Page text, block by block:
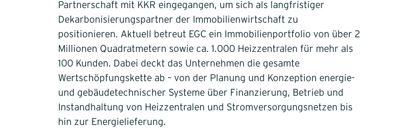
Partnerschaft mit KKR eingegangen, um sich als langfristiger
Dekarbonisierungspartner der Immobilienwirtschaft zu
positionieren. Aktuell betreut EGC ein Immobilienportfolio von über 2
Millionen Quadratmetern sowie ca. 1.000 Heizzentralen für mehr als
100 Kunden. Dabei deckt das Unternehmen die gesamte
Wertschöpfungskette ab – von der Planung und Konzeption energie-
und gebäudetechnischer Systeme über Finanzierung, Betrieb und
Instandhaltung von Heizzentralen und Stromversorgungsnetzen bis
hin zur Energielieferung.